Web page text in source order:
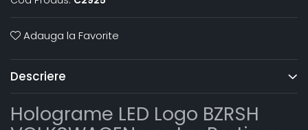
Adauga la Favorite
Descriere
Holograme LED Logo BZRSH